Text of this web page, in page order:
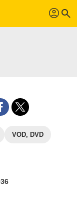
profil search
VOD, DVD